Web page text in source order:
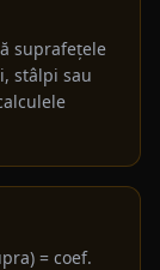
suprafețele
stâlpi sau
= coef.